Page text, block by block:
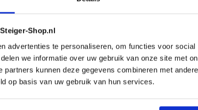
Shop.nl
advertenties te personaliseren, om functies voor
we informatie over uw gebruik van onze site met
partners kunnen deze gegevens combineren met
op basis van uw gebruik van hun services.